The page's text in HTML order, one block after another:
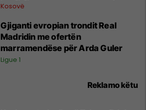
Serbi
Kosovë
Gjiganti evropian trondit Real
Madridin me ofertën
marramendëse për Arda Guler
Ligue 1
Reklamo këtu